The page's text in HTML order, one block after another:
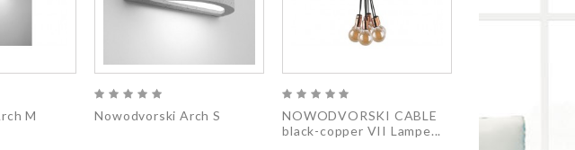
M Nowodvorski Arch S
NOWODVORSKI CABLE
black-copper VII Lampe...